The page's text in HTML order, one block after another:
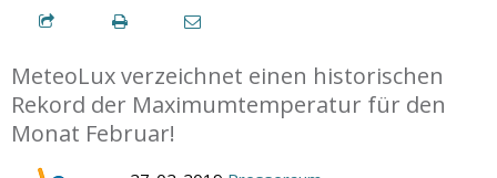
MeteoLux verzeichnet einen historischen
Rekord der Maximumtemperatur für den
Monat Februar!